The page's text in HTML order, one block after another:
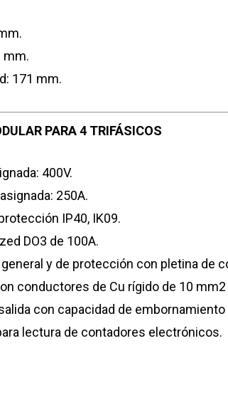
mm.
171 mm.
PARA 4 TRIFÁSICOS
400V.
250A.
IP40, IK09.
DO3 de 100A.
y de protección con pletina de
conductores de Cu rígido de 10
con capacidad de
lectura de contadores electrónicos.